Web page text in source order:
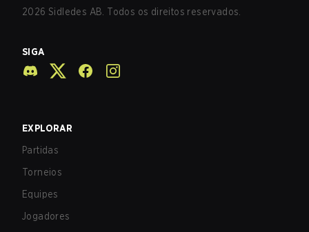
2026 Sidledes AB. Todos os direitos reservados.
SIGA
EXPLORAR
Partidas
Torneios
Equipes
Jogadores